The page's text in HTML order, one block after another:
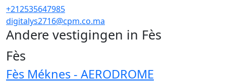
+212535647985
digitalys2716@cpm.co.ma
Andere vestigingen in Fès
Fès
Fès Méknes - AERODROME